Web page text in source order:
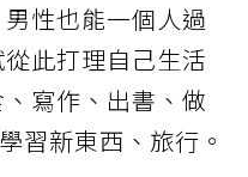
男性也能一個人過
此打理自己生活
寫作、出書、做
習新東西、旅行。